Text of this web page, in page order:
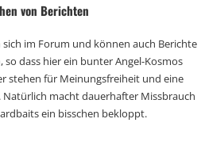
von Berichten
sich im Forum und können auch Berichte
dass hier ein bunter Angel-Kosmos
stehen für Meinungsfreiheit und eine
macht dauerhafter Missbrauch
ein bisschen bekloppt.